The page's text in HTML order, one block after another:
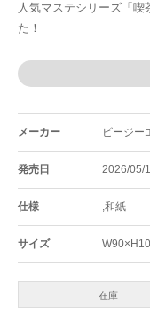
人気マステシリーズ「
た！
メーカー ビージー
発売日 2026/05/
仕様 ,和紙
サイズ
在庫